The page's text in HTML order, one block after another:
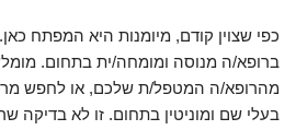
כפי שצוין קודם, מיומנות היא המפתח
ברופא/ה מנוסה ומומחה/ית בתחום.
מהרופא/ה המטפל/ת שלכם, או לחפש
בעלי שם ומוניטין בתחום. זו לא בדיקה